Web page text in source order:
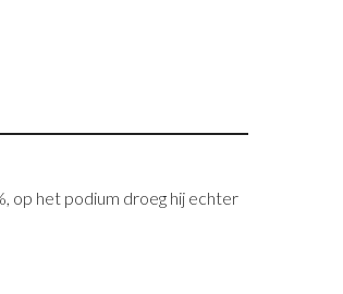
op het podium droeg hij echter